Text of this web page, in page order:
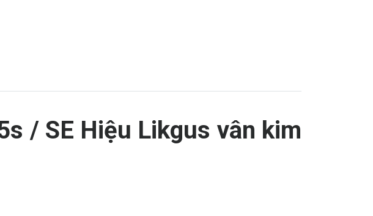
/ SE Hiệu Likgus vân kim